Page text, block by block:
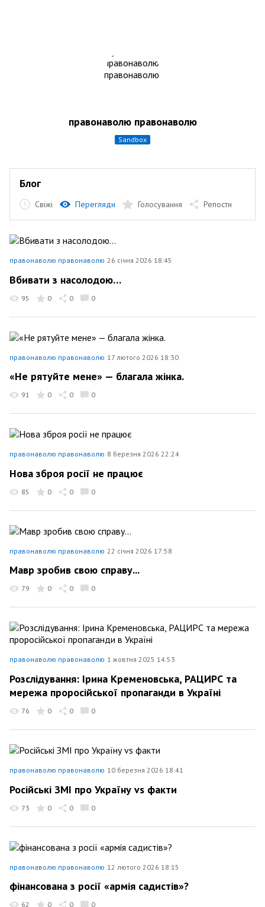
правонаволю правонаволю
sandbox
Блог
Свіжі Перегляди Голосування Репости
правонаволю правонаволю 26 січня 2026 18:45
Вбивати з насолодою…
95 0 0 0
правонаволю правонаволю 17 лютого 2026 18:30
«Не рятуйте мене» — благала жінка.
91 0 0 0
правонаволю правонаволю 8 березня 2026 22:24
Нова зброя росії не працює
85 0 0 0
правонаволю правонаволю 22 січня 2026 17:58
Мавр зробив свою справу...
79 0 0 0
правонаволю правонаволю 1 жовтня 2025 14:53
Розслідування: Ірина Кременовська, РАЦИРС та
мережа проросійської пропаганди в Україні
76 0 0 0
правонаволю правонаволю 10 березня 2026 18:41
Російські ЗМІ про Україну vs факти
73 0 0 0
правонаволю правонаволю 12 лютого 2026 18:15
фінансована з росії «армія садистів»?
62 0 0 0